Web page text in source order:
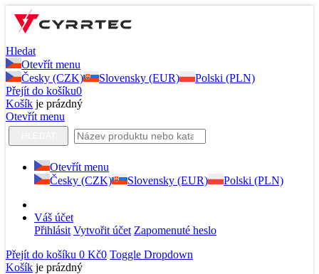
Hledat
Otevřít menu
Česky (CZK)
Slovensky (EUR)
Polski (PLN)
Přejít do košíku0
Košík je prázdný
Otevřít menu
Otevřít menu
Česky (CZK)
Slovensky (EUR) Polski (PLN)
Váš účet
Přihlásit Vytvořit účet Zapomenuté heslo
Přejít do košíku 0 Kč0 Toggle Dropdown
Košík je prázdný